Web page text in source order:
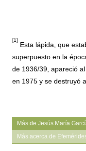
[1]
Esta lápida, que
superpuesto en la
de 1936/39, apareció
en 1975 y se destruyó
Más de Jesús María
Más acerca de